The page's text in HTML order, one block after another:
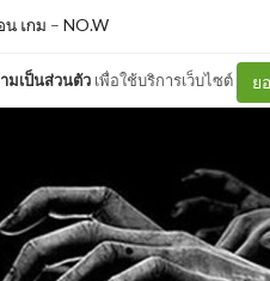
มเป็นส่วนตัว เพื่อใช้บริการเว็บไซต์ ย
น เกม – NO.W